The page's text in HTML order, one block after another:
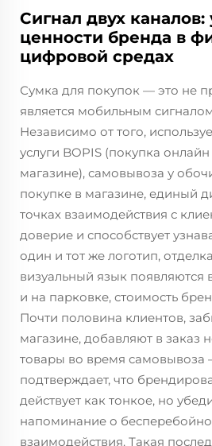
Сигнал двух
ценности бренда в
цифровой средах
Сумка для покупок — это не
является мобильным
Независимо от того,
услуги BOPIS (покупка
магазине), самовывоза у
покупке в магазине, единый
точках взаимодействия с
доверие и способствует
один и тот же логотип,
визуальный язык появляются
и на парковке, стоимость
Почти половина клиентов,
магазине, добавляют в заказ
товары во время самовывоза
подтверждает, что
действует как тонкое, но
напоминание о
взаимодействия. Такая